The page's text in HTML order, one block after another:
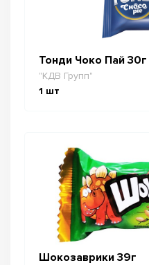
Тонди Чоко Пай 30г
"КДВ Групп"
1 шт
Шокозаврики 39г